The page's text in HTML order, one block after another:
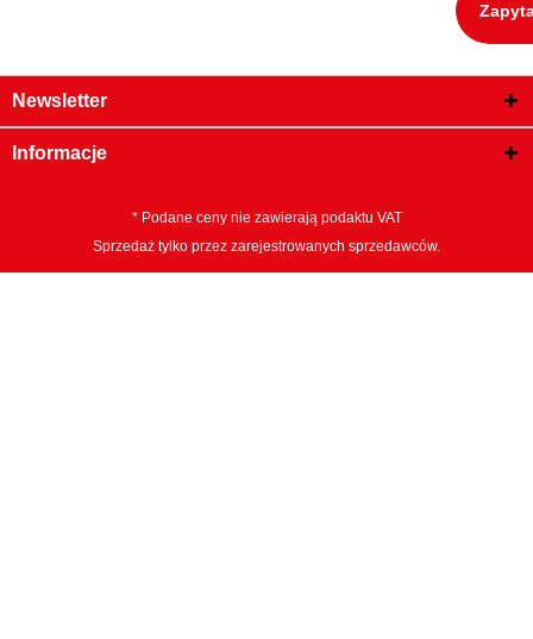
Newsletter
Informacje
* Podane ceny nie zawierają podaktu VAT
Sprzedaż tylko przez zarejestrowanych sprzedawców.